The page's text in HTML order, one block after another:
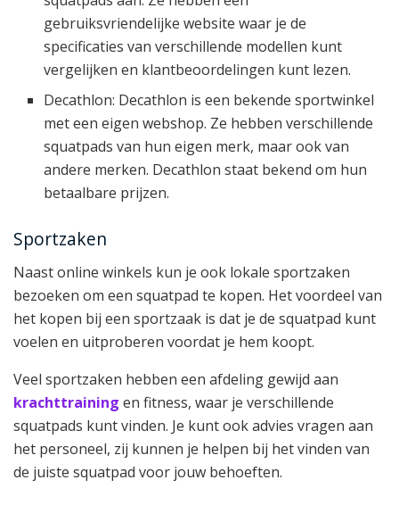
gebruiksvriendelijke website waar je de
specificaties van verschillende modellen kunt
vergelijken en klantbeoordelingen kunt lezen.
Decathlon: Decathlon is een bekende sportwinkel
met een eigen webshop. Ze hebben verschillende
squatpads van hun eigen merk, maar ook van
andere merken. Decathlon staat bekend om hun
betaalbare prijzen.
Sportzaken
Naast online winkels kun je ook lokale sportzaken
bezoeken om een squatpad te kopen. Het voordeel van
het kopen bij een sportzaak is dat je de squatpad kunt
voelen en uitproberen voordat je hem koopt.
Veel sportzaken hebben een afdeling gewijd aan
krachttraining en fitness, waar je verschillende
squatpads kunt vinden. Je kunt ook advies vragen aan
het personeel, zij kunnen je helpen bij het vinden van
de juiste squatpad voor jouw behoeften.